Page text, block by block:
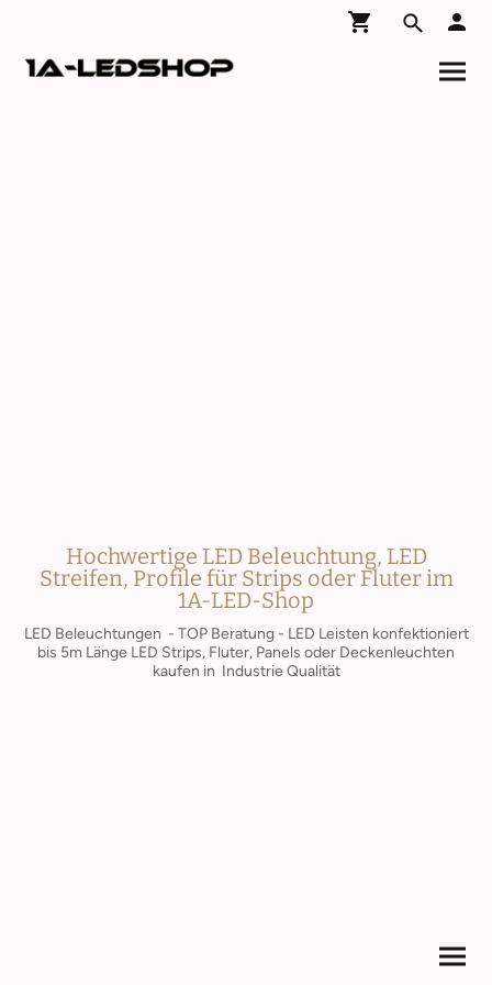
Hochwertige LED Beleuchtung, LED
Streifen, Profile für Strips oder Fluter im
1A-LED-Shop
LED Beleuchtungen - TOP Beratung - LED Leisten konfektioniert
bis 5m Länge LED Strips, Fluter, Panels oder Deckenleuchten
kaufen in Industrie Qualität